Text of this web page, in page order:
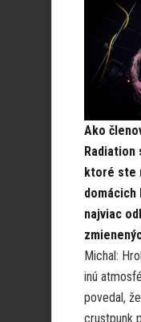
Ako
Radiation
ktoré ste
domácich
najviac
Michal:
inú
povedal,
crustpunk